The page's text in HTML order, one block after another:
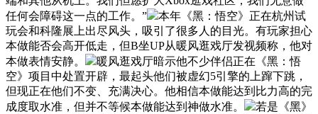
任何会障碍这一点的工作。”
本年《黑：悟空》正在杭州试
玩会和科隆展上出尽风头，吸引了很多人的目光。有玩家担心
本做能否会高开低走，但B坐UP从暖风逛戏厅发视频称，他对
本做表情安静。
暖风逛戏厅暗示他不少伴侣正在《黑：悟
空》项目中处置开辟，最起头他们被虚幻5引擎的上蹿下跳，
但现正在他们不变、充满决心。他相信本做能达到比力高的完
成度取水准，但并不等候本做能达到神做水准。
若是《黑》